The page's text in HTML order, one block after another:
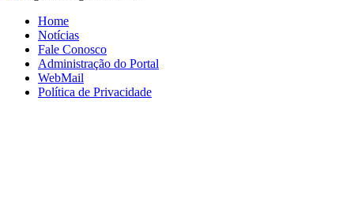
Home
Notícias
Fale Conosco
Administração do Portal
WebMail
Política de Privacidade